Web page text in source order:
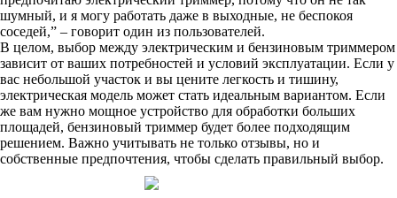
шумный, и я могу работать даже в выходные, не беспокоя
соседей,” – говорит один из пользователей.
В целом, выбор между электрическим и бензиновым триммером
зависит от ваших потребностей и условий эксплуатации. Если у
вас небольшой участок и вы цените легкость и тишину,
электрическая модель может стать идеальным вариантом. Если
же вам нужно мощное устройство для обработки больших
площадей, бензиновый триммер будет более подходящим
решением. Важно учитывать не только отзывы, но и
собственные предпочтения, чтобы сделать правильный выбор.